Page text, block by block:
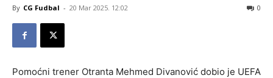
By CG Fudbal - 20 Mar 2025. 12:02 0
Pomoćni trener Otranta Mehmed Divanović dobio je UEFA